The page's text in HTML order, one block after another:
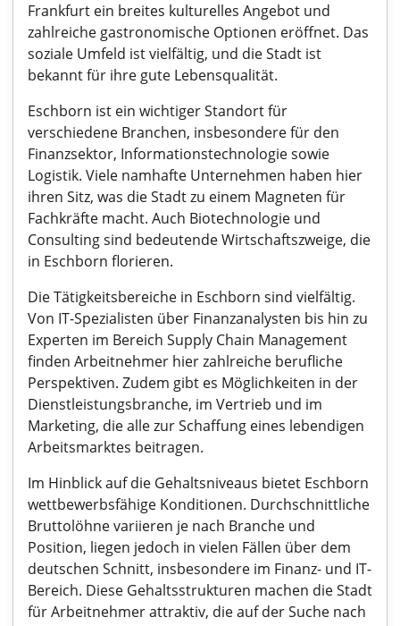
Frankfurt ein breites kulturelles Angebot und
zahlreiche gastronomische Optionen eröffnet. Das
soziale Umfeld ist vielfältig, und die Stadt ist
bekannt für ihre gute Lebensqualität.
Eschborn ist ein wichtiger Standort für
verschiedene Branchen, insbesondere für den
Finanzsektor, Informationstechnologie sowie
Logistik. Viele namhafte Unternehmen haben hier
ihren Sitz, was die Stadt zu einem Magneten für
Fachkräfte macht. Auch Biotechnologie und
Consulting sind bedeutende Wirtschaftszweige, die
in Eschborn florieren.
Die Tätigkeitsbereiche in Eschborn sind vielfältig.
Von IT-Spezialisten über Finanzanalysten bis hin zu
Experten im Bereich Supply Chain Management
finden Arbeitnehmer hier zahlreiche berufliche
Perspektiven. Zudem gibt es Möglichkeiten in der
Dienstleistungsbranche, im Vertrieb und im
Marketing, die alle zur Schaffung eines lebendigen
Arbeitsmarktes beitragen.
Im Hinblick auf die Gehaltsniveaus bietet Eschborn
wettbewerbsfähige Konditionen. Durchschnittliche
Bruttolöhne variieren je nach Branche und
Position, liegen jedoch in vielen Fällen über dem
deutschen Schnitt, insbesondere im Finanz- und IT-
Bereich. Diese Gehaltsstrukturen machen die Stadt
für Arbeitnehmer attraktiv, die auf der Suche nach